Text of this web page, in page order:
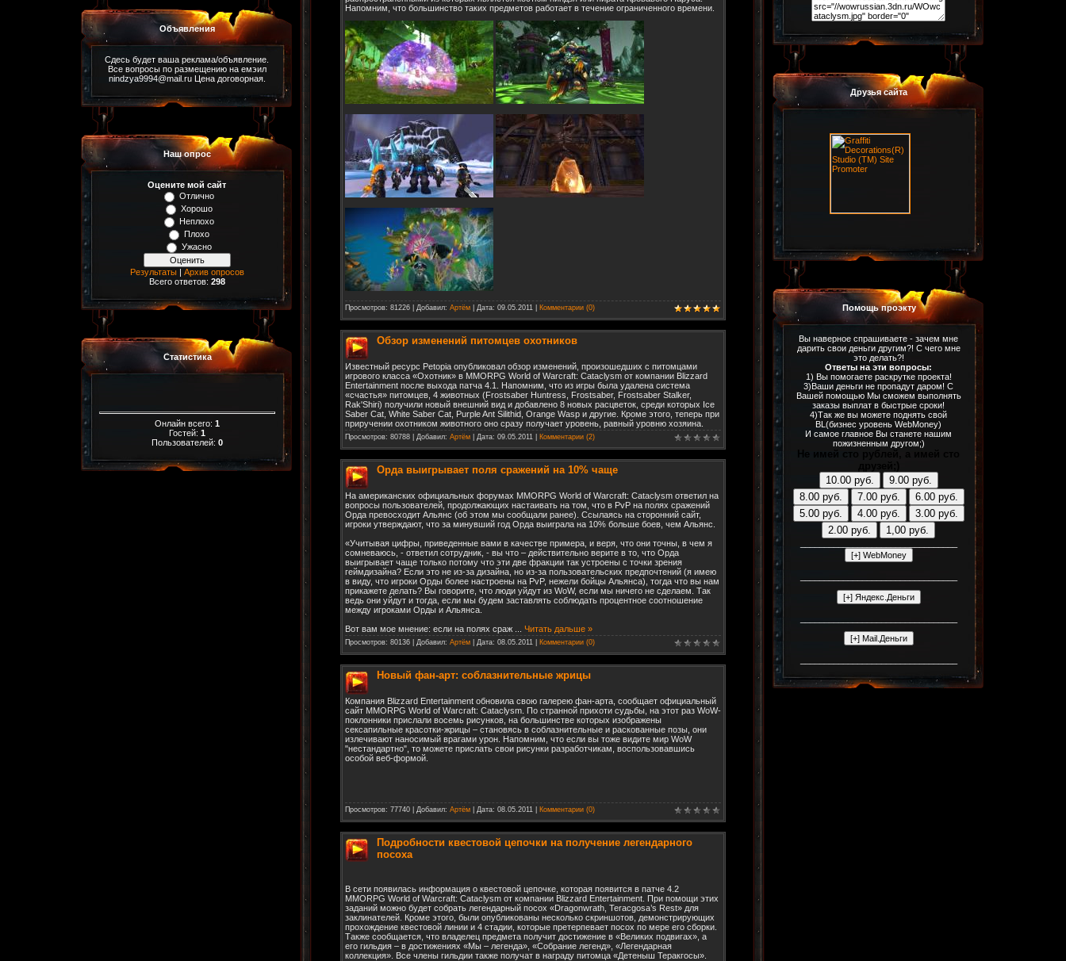
Объявления
Сдесь будет ваша реклама/объявление.
Все вопросы по размещению на емэил
nindzya9994@mail.ru Цена договорная.
Наш опрос
Оцените мой сайт
Отлично
Хорошо
Неплохо
Плохо
Ужасно
Результаты| Архив опросов
Всего ответов: 298
Статистика
Онлайн всего: 1
Гостей: 1
Пользователей: 0
Напомним, что большинство таких предметов работает в течение ограниченного времени.
Просмотров: 81226 | Добавил: Артём | Дата: 09.05.2011 Комментарии (0)
Обзор изменений питомцев охотников
Известный ресурс Petopia опубликовал обзор изменений, произошедших с питомцами
игрового класса «Охотник» в MMORPG World of Warcraft: Cataclysm от компании Blizzard
Entertainment после выхода патча 4.1. Напомним, что из игры была удалена система
«счастья» питомцев, 4 животных (Frostsaber Huntress, Frostsaber, Frostsaber Stalker,
Rak'Shiri) получили новый внешний вид и добавлено 8 новых расцветок, среди которых Ice
Saber Cat, White Saber Cat, Purple Ant Silithid, Orange Wasp и другие. Кроме этого, теперь при
приручении охотником животного оно сразу получает уровень, равный уровню хозяина.
Просмотров: 80788 | Добавил: Артём | Дата: 09.05.2011 Комментарии (2)
Орда выигрывает поля сражений на 10% чаще
На американских официальных форумах MMORPG World of Warcraft: Cataclysm ответил на
вопросы пользователей, продолжающих настаивать на том, что в PvP на полях сражений
Орда превосходит Альянс (об этом мы сообщали ранее). Ссылаясь на сторонний сайт,
игроки утверждают, что за минувший год Орда выиграла на 10% больше боев, чем Альянс.
«Учитывая цифры, приведенные вами в качестве примера, и веря, что они точны, в чем я
сомневаюсь, - ответил сотрудник, - вы что – действительно верите в то, что Орда
выигрывает чаще только потому что эти две фракции так устроены с точки зрения
геймдизайна? Если это не из-за дизайна, но из-за пользовательских предпочтений (я имею
в виду, что игроки Орды более настроены на PvP, нежели бойцы Альянса), тогда что вы нам
прикажете делать? Вы говорите, что люди уйдут из WoW, если мы ничего не сделаем. Так
ведь они уйдут и тогда, если мы будем заставлять соблюдать процентное соотношение
между игроками Орды и Альянса.
Вот вам мое мнение: если на полях сраж
Читать дальше »
Просмотров: 80136 | Добавил: Артём | Дата: 08.05.2011 Комментарии (0)
Новый фан-арт: соблазнительные жрицы
Компания Blizzard Entertainment обновила свою галерею фан-арта, сообщает официальный
сайт MMORPG World of Warcraft: Cataclysm. По странной прихоти судьбы, на этот раз WoW-
поклонники прислали восемь рисунков, на большинстве которых изображены
сексапильные красотки-жрицы – становясь в соблазнительные и раскованные позы, они
излечивают наносимый врагами урон. Напомним, что если вы тоже видите мир WoW
"нестандартно", то можете прислать свои рисунки разработчикам, воспользовавшись
особой веб-формой.
Просмотров: 77740 | Добавил: Артём | Дата: 08.05.2011 Комментарии (0)
Подробности квестовой цепочки на получение легендарного
посоха
В сети появилась информация о квестовой цепочке, которая появится в патче 4.2
MMORPG World of Warcraft: Cataclysm от компании Blizzard Entertainment. При помощи этих
заданий можно будет собрать легендарный посох «Dragonwrath, Teracgosa’s Rest» для
заклинателей. Кроме этого, были опубликованы несколько скриншотов, демонстрирующих
прохождение квестовой линии и 4 стадии, которые претерпевает посох по мере его сборки.
Также сообщается, что владелец предмета получит достижение в «Великих подвигах», а
его гильдия – в достижениях «Мы – легенда», «Собрание легенд», «Легендарная
коллекция». Все члены гильдии также получат в награду питомца «Детеныш Теракгосы».
Друзья сайта
Помощь проэкту
Вы наверное спрашиваете - зачем мне
дарить свои деньги другим?! С чего мне
это делать?!
Ответы на эти вопросы:
1) Вы помогаете раскрутке проекта!
3)Ваши деньги не пропадут даром! С
Вашей помощью Мы сможем выполнять
заказы выплат в быстрые сроки!
4)Так же вы можете поднять свой
BL(бизнес уровень WebMoney)
И самое главное Вы станете нашим
пожизненным другом;)
Не имей сто рублей, а имей сто
10.00 руб.
9.00 руб.
8.00 руб.
7.00 руб.
6.00 руб.
5.00 руб.
4.00 руб.
3.00 руб.
2.00 руб.
1,00 руб.